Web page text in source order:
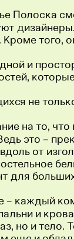
Полоска
Кроме того,
и
не
на то,
это –
от
для
– каждый
и
но и